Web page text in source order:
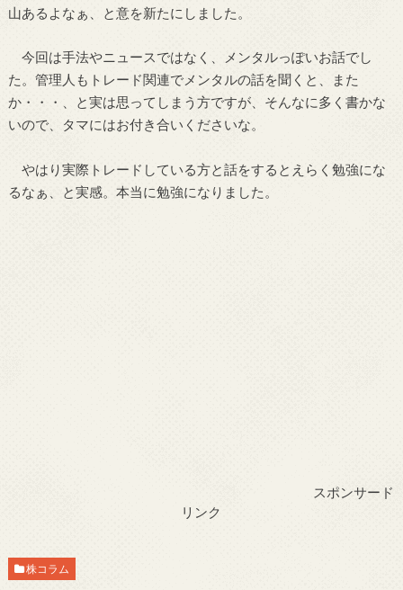
山あるよなぁ、と意を新たにしました。
今回は手法やニュースではなく、メンタルっぽいお話でし
た。管理人もトレード関連でメンタルの話を聞くと、また
か・・・、と実は思ってしまう方ですが、そんなに多く書かな
いので、タマにはお付き合いくださいな。
やはり実際トレードしている方と話をするとえらく勉強にな
るなぁ、と実感。本当に勉強になりました。
スポンサード
リンク
株コラム